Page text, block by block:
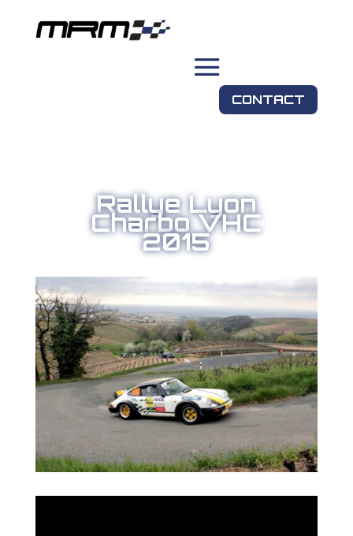
CONTACT
Rallye Lyon
Charbo VHC
2015